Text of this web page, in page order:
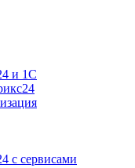
и 1С
с сервисами